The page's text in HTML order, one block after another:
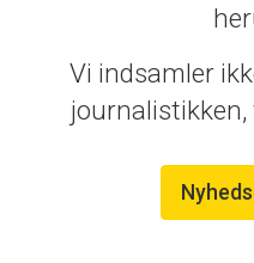
Vi indsamler
journalistikken,